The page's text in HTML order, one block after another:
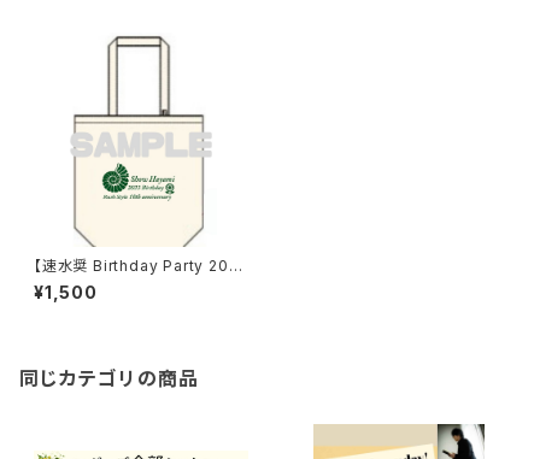
【速水奨 Birthday Party 202
3】トートバッグ
¥1,500
同じカテゴリの商品